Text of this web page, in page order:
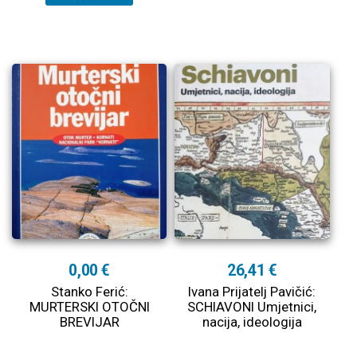
0,00 €
Stanko Ferić:
MURTERSKI OTOČNI
BREVIJAR
26,41 €
Ivana Prijatelj Pavičić:
SCHIAVONI Umjetnici,
nacija, ideologija